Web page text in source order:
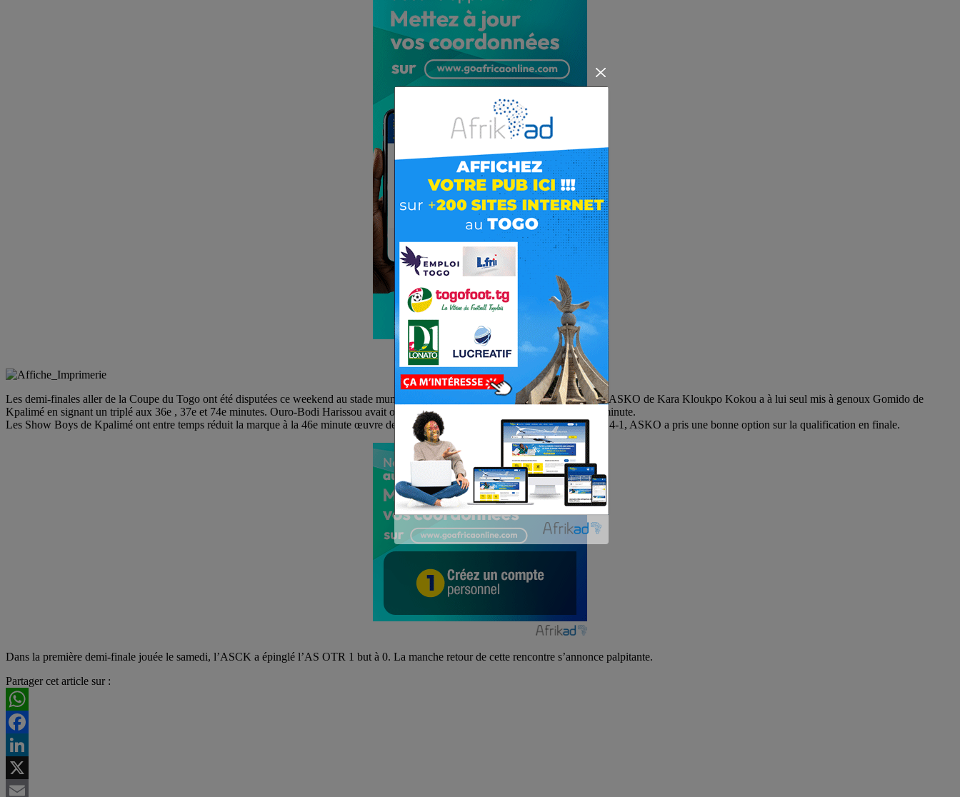
Les demi-finales aller de la Coupe du Togo ont été disputées ce weekend au stade municipal d’Atakpamé. Ce dimanche, l’attaquant d’ASKO de Kara Kloukpo Kokou a à lui seul mis à genoux Gomido de
Kpalimé en signant un triplé aux 36e , 37e et 74e minutes. Ouro-Bodi Harissou avait ouvert le score pour les Kondona à la première minute.
Les Show Boys de Kpalimé ont entre temps réduit la marque à la 46e minute œuvre de Ridwane Boukari. Avec cette large victoire de 4-1, ASKO a pris une bonne option sur la qualification en finale.
Dans la première demi-finale jouée le samedi, l’ASCK a épinglé l’AS OTR 1 but à 0. La manche retour de cette rencontre s’annonce palpitante.
Partager cet article sur :
WhatsApp
Facebook
LinkedIn
X